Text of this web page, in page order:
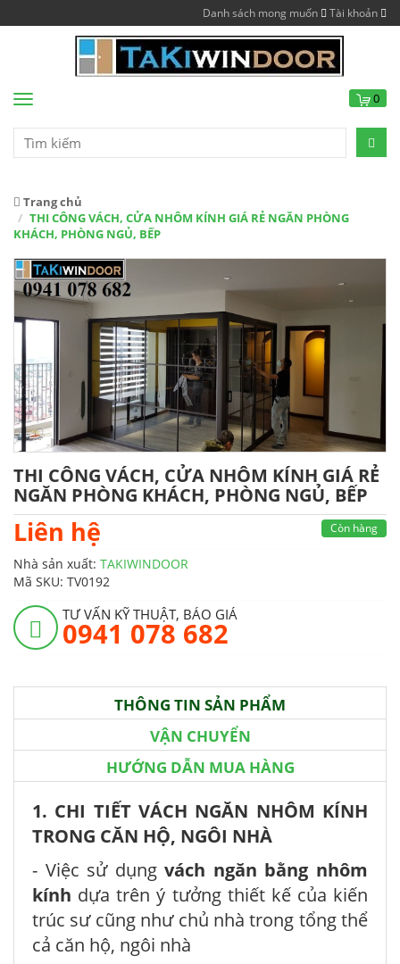
Danh sách mong muốn Tài khoản
Menu 0
Trang chủ
THI CÔNG VÁCH, CỬA NHÔM KÍNH GIÁ RẺ NGĂN PHÒNG
KHÁCH, PHÒNG NGỦ, BẾP
THI CÔNG VÁCH, CỬA NHÔM KÍNH GIÁ RẺ
NGĂN PHÒNG KHÁCH, PHÒNG NGỦ, BẾP
Liên hệ Còn hàng
Nhà sản xuất: TAKIWINDOOR
Mã SKU: TV0192
TƯ VẤN KỸ THUẬT, BÁO GIÁ
0941 078 682
THÔNG TIN SẢN PHẨM
VẬN CHUYỂN
HƯỚNG DẪN MUA HÀNG
1. CHI TIẾT VÁCH NGĂN NHÔM KÍNH
TRONG CĂN HỘ, NGÔI NHÀ
- Việc sử dụngvách ngăn bằng nhôm
kính dựa trên ý tưởng thiết kế của kiến
trúc sư cũng như chủ nhà trong tổng thể
cả căn hộ, ngôi nhà